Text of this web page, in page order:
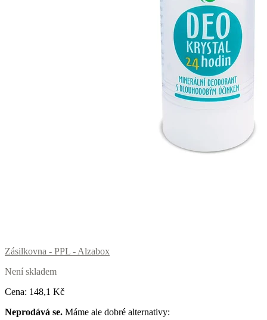
Zásilkovna - PPL - Alzabox
Není skladem
Cena: 148,1 Kč
Neprodává se. Máme ale dobré alternativy: